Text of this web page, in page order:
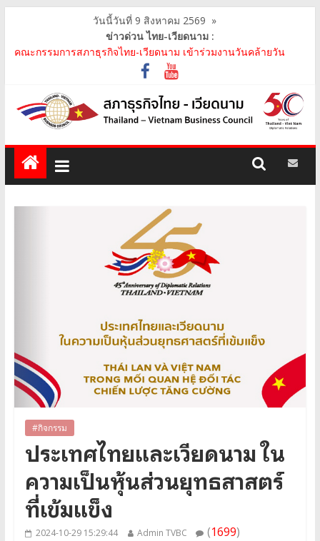
วันนี้วันที่ 9 สิงหาคม 2569 »
ข่าวด่วน ไทย-เวียดนาม :
คณะกรรมการสภาธุรกิจไทย-เวียดนาม ประชุมหารือร่วมกับคณะผู้
แทนภาครัฐเวียดนาม จากคณะกรรมการประชาชน กรุงฮ..
คณะกรรมการสภาธุรกิจไทย-เวียดนาม เข้าร่วมงานวันคล้ายวัน
สภาธุรกิจไทย-เวียดนาม เข้าร่วมงานสัมมนา "Investment and
Trade Promotion of Thanh Hoa Province for Th..
คณะกรรมการสภาธุรกิจไทย-เวียดนามร่วมคณะนายกรัฐมนตรีเยือน
เวียดนาม อย่างเป็นทางการ เสริมสร้างความร่วมมื..
คณะกรรมการสภาธุรกิจไทย-เวียดนาม เข้าร่วมประชุมหารือคณะรัฐ
เวียดนาม The Central Steering Committee on ..
#กิจกรรม
ประเทศไทยและเวียดนาม ใน
ความเป็นหุ้นส่วนยุทธสาสตร์
ที่เข้มแข็ง
2024-10-29 15:29:44 Admin TVBC (1699)